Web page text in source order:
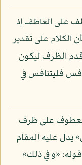
على العاطف إذ
الكلام على تقدير
الظرف ليكون
فليتنافس في
معطوف على ظرف
عليه المقام
«و في ذلك»